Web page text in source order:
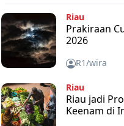
Riau
Prakiraan
2026
R1/wira
Riau
Riau jadi
Keenam di